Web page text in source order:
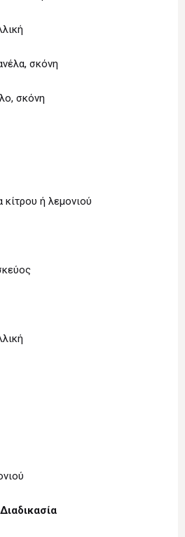
σκόνη
σκόνη
ή λεμονιού
Διαδικασία